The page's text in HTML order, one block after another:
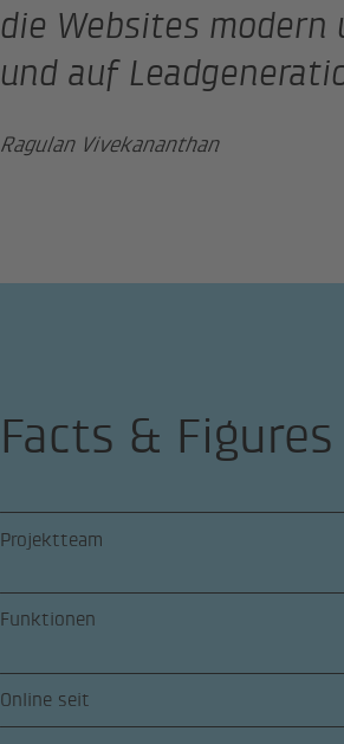
die Websites
und auf
Ragulan Vivekananthan
Facts & Figures
Projektteam
Funktionen
Online seit